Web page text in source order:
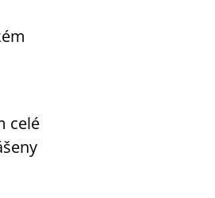
celé